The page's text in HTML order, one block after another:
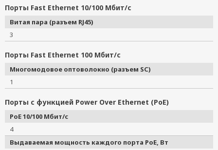
Порты Fast Ethernet 10/100 Мбит/с
Витая пара (разъем RJ45)
3
Порты Fast Ethernet 100 Мбит/с
Многомодовое оптоволокно (разъем SC)
1
Порты с функцией Power Over Ethernet (PoE)
PoE 10/100 Мбит/с
4
Выдаваемая мощность каждого порта PoE, Вт